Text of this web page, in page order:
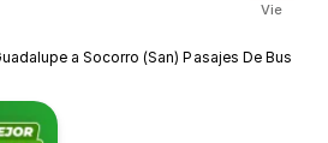
Vie
a Socorro (San) Pasajes De Bus